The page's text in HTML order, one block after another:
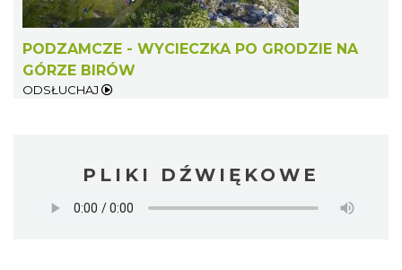
PODZAMCZE - WYCIECZKA PO GRODZIE NA
GÓRZE BIRÓW
ODSŁUCHAJ
PLIKI DŹWIĘKOWE